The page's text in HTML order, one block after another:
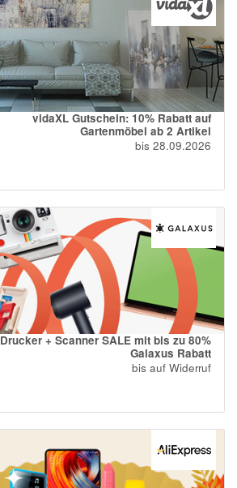
vidaXL Gutschein: 10% Rabatt auf
Gartenmöbel ab 2 Artikel
bis 28.09.2026
Drucker + Scanner SALE mit bis zu 80%
Galaxus Rabatt
bis auf Widerruf